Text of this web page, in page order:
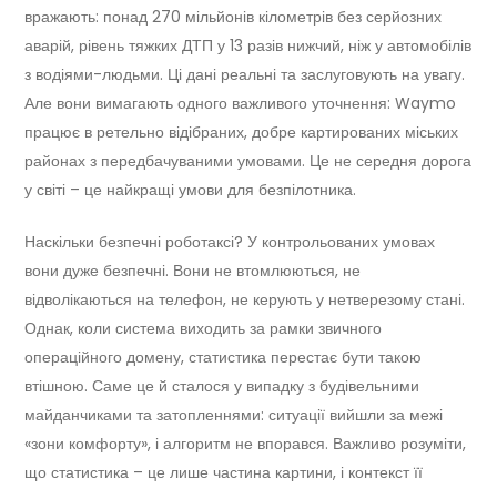
вражають: понад 270 мільйонів кілометрів без серйозних
аварій, рівень тяжких ДТП у 13 разів нижчий, ніж у автомобілів
з водіями-людьми. Ці дані реальні та заслуговують на увагу.
Але вони вимагають одного важливого уточнення: Waymo
працює в ретельно відібраних, добре картированих міських
районах з передбачуваними умовами. Це не середня дорога
у світі – це найкращі умови для безпілотника.
Наскільки безпечні роботаксі? У контрольованих умовах
вони дуже безпечні. Вони не втомлюються, не
відволікаються на телефон, не керують у нетверезому стані.
Однак, коли система виходить за рамки звичного
операційного домену, статистика перестає бути такою
втішною. Саме це й сталося у випадку з будівельними
майданчиками та затопленнями: ситуації вийшли за межі
«зони комфорту», і алгоритм не впорався. Важливо розуміти,
що статистика – це лише частина картини, і контекст її